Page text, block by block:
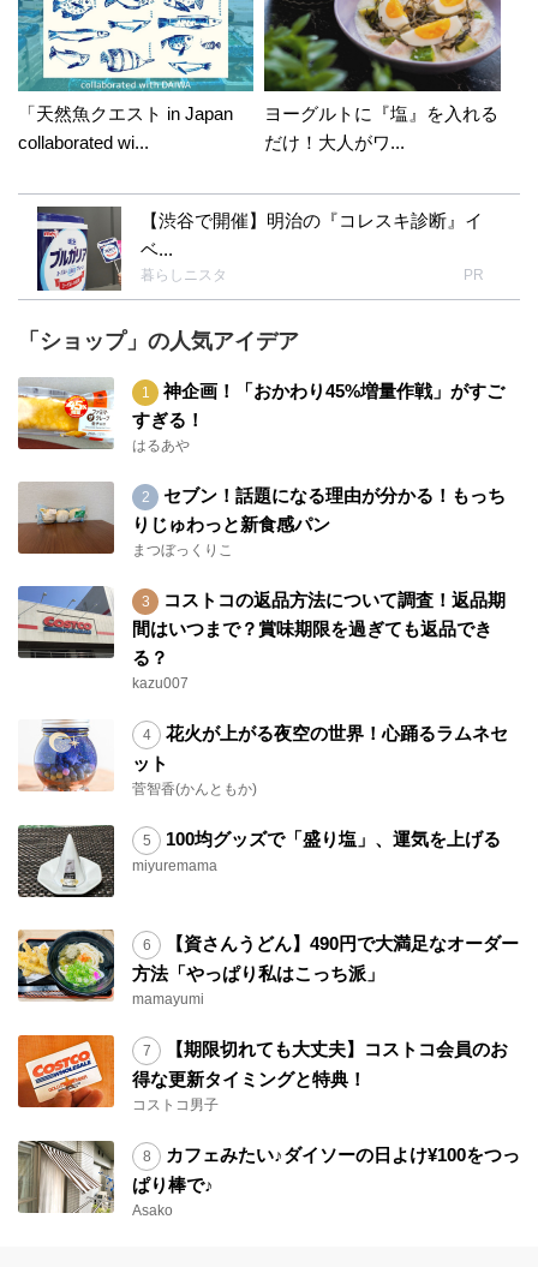
「天然魚クエスト in Japan
collaborated wi...
ヨーグルトに『塩』を入れる
だけ！大人がワ...
【渋谷で開催】明治の『コレスキ診断』イ
ベ...
暮らしニスタ PR
「ショップ」の人気アイデア
神企画！「おかわり45%増量作戦」がすご
すぎる！
はるあや
セブン！話題になる理由が分かる！もっち
りじゅわっと新食感パン
まつぼっくりこ
コストコの返品方法について調査！返品期
間はいつまで？賞味期限を過ぎても返品でき
る？
kazu007
花火が上がる夜空の世界！心踊るラムネセ
ット
菅智香(かんともか)
100均グッズで「盛り塩」、運気を上げる
miyuremama
【資さんうどん】490円で大満足なオーダー
方法「やっぱり私はこっち派」
mamayumi
【期限切れても大丈夫】コストコ会員のお
得な更新タイミングと特典！
コストコ男子
カフェみたい♪ダイソーの日よけ¥100をつっ
ぱり棒で♪
Asako